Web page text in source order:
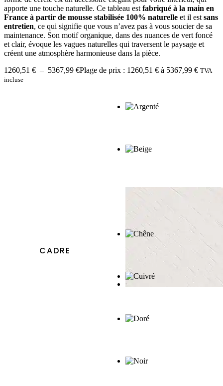
apporte une touche naturelle. Ce tableau est fabriqué à la main en
France à partir de mousse stabilisée 100% naturelle et il est sans
entretien, ce qui signifie que vous n’avez pas à vous soucier de sa
maintenance. Son motif organique, dans des nuances de vert foncé
et clair, évoque les vagues naturelles qui traversent le paysage et
créent une atmosphère harmonieuse dans la pièce.
1260,51 € – 5367,99 €Plage de prix : 1260,51 € à 5367,99 € TVA
incluse
CADRE